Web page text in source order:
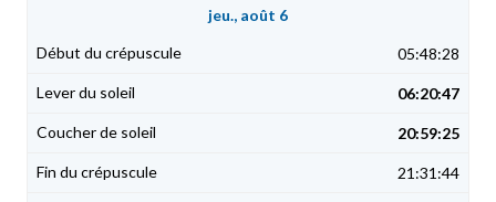
jeu., août 6
05:48:28
06:20:47
20:59:25
21:31:44